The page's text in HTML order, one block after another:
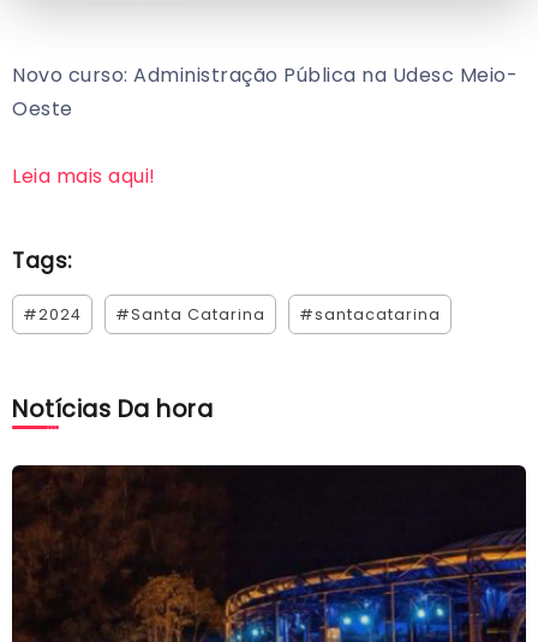
Novo curso: Administração Pública na Udesc Meio-
Oeste
Leia mais aqui!
Tags:
#2024 #Santa Catarina #santacatarina
Notícias Da hora